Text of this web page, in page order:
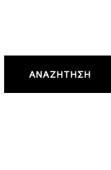
ΑΝΑΖΉΤΗΣΗ